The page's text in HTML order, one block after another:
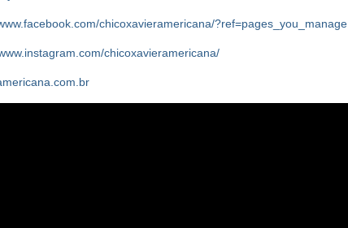
chicoxavieramericana/?ref=pages_you_manage
chicoxavieramericana/